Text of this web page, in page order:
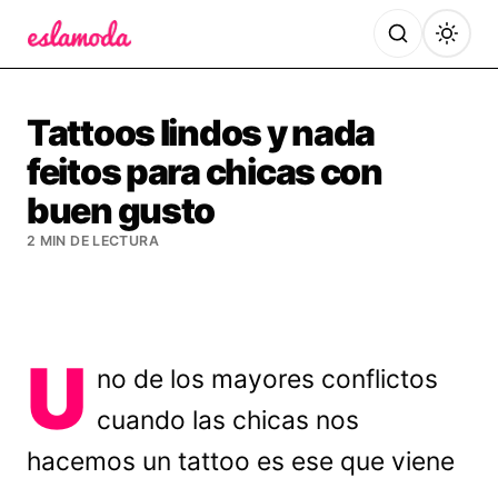
Tattoos lindos y nada
feitos para chicas con
buen gusto
2 MIN DE LECTURA
U no de los mayores conflictos
cuando las chicas nos
hacemos un tattoo es ese que viene